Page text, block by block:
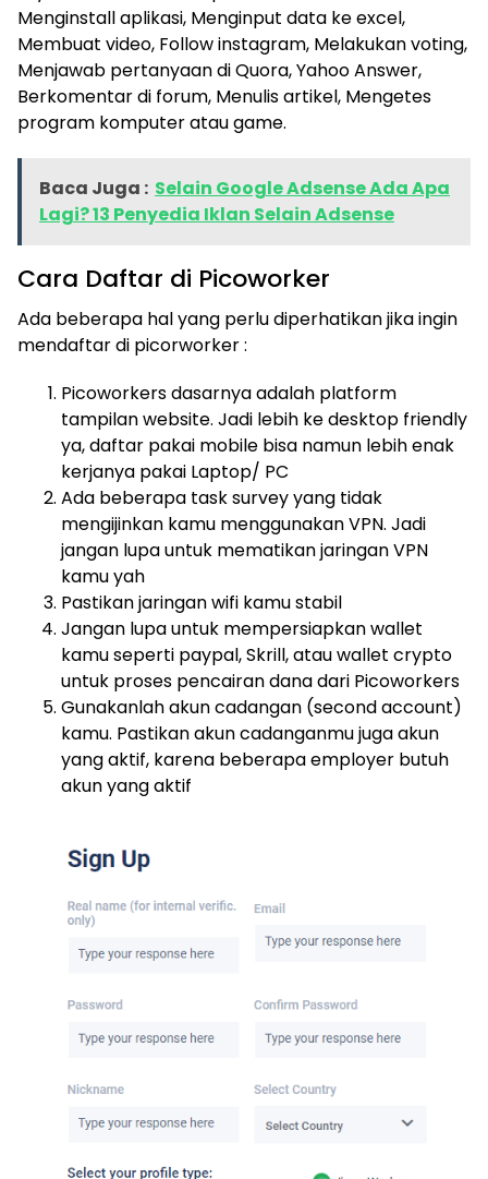
Menginstall aplikasi, Menginput data ke excel,
Membuat video, Follow instagram, Melakukan voting,
Menjawab pertanyaan di Quora, Yahoo Answer,
Berkomentar di forum, Menulis artikel, Mengetes
program komputer atau game.
Baca Juga : Selain Google Adsense Ada Apa
Lagi? 13 Penyedia Iklan Selain Adsense
Cara Daftar di Picoworker
Ada beberapa hal yang perlu diperhatikan jika ingin
mendaftar di picorworker :
Picoworkers dasarnya adalah platform
tampilan website. Jadi lebih ke desktop friendly
ya, daftar pakai mobile bisa namun lebih enak
kerjanya pakai Laptop/ PC
Ada beberapa task survey yang tidak
mengijinkan kamu menggunakan VPN. Jadi
jangan lupa untuk mematikan jaringan VPN
kamu yah
Pastikan jaringan wifi kamu stabil
Jangan lupa untuk mempersiapkan wallet
kamu seperti paypal, Skrill, atau wallet crypto
untuk proses pencairan dana dari Picoworkers
Gunakanlah akun cadangan (second account)
kamu. Pastikan akun cadanganmu juga akun
yang aktif, karena beberapa employer butuh
akun yang aktif